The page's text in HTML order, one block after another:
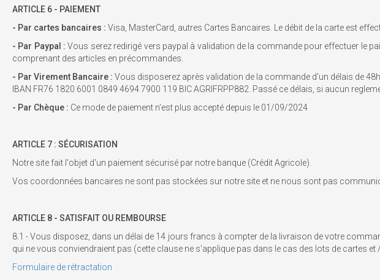
ARTICLE 6 - PAIEMENT
- Par cartes bancaires : Visa, MasterCard, autres Cartes Bancaires. Le débit de la carte est
- Par Paypal : Vous serez redirigé vers paypal à validation de la commande pour effectuer le
comprenant des articles en précommandes.
- Par Virement Bancaire : Vous disposerez après validation de la commande d'un délais de
IBAN FR76 1820 6001 0849 4694 7900 119 BIC AGRIFRPP882. Passé ce délais, si aucun
- Par Chèque : Ce mode de paiement n'est plus accepté depuis le 01/09/2024
ARTICLE 7 : SÉCURISATION
Notre site fait l'objet d'un paiement sécurisé par notre banque (Crédit Agricole).
Vos coordonnées bancaires ne sont pas stockées sur notre site et ne nous sont pas
ARTICLE 8 - SATISFAIT OU REMBOURSE
8.1 - Vous disposez, dans un délai de 14 jours francs à compter de la livraison de votre
qui ne vous conviendraient pas (cette clause ne s'applique pas dans le cas des lots de cartes et
Formulaire de rétractation